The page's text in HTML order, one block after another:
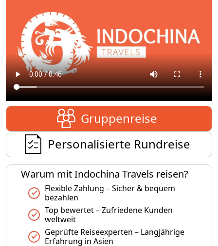
Gruppenreise
Personalisierte Rundreise
Warum mit Indochina Travels reisen?
Flexible Zahlung – Sicher & bequem
bezahlen
Top bewertet – Zufriedene Kunden
weltweit
Geprüfte Reiseexperten – Langjährige
Erfahrung in Asien